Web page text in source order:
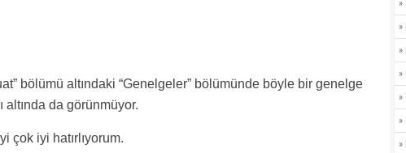
bölümü altındaki “Genelgeler” bölümünde böyle bir genelge
altında da görünmüyor.
çok iyi hatırlıyorum.
»
»
»
»
»
»
»